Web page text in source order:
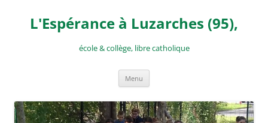
contenu
L'Espérance à Luzarches (95),
école & collège, libre catholique
Menu